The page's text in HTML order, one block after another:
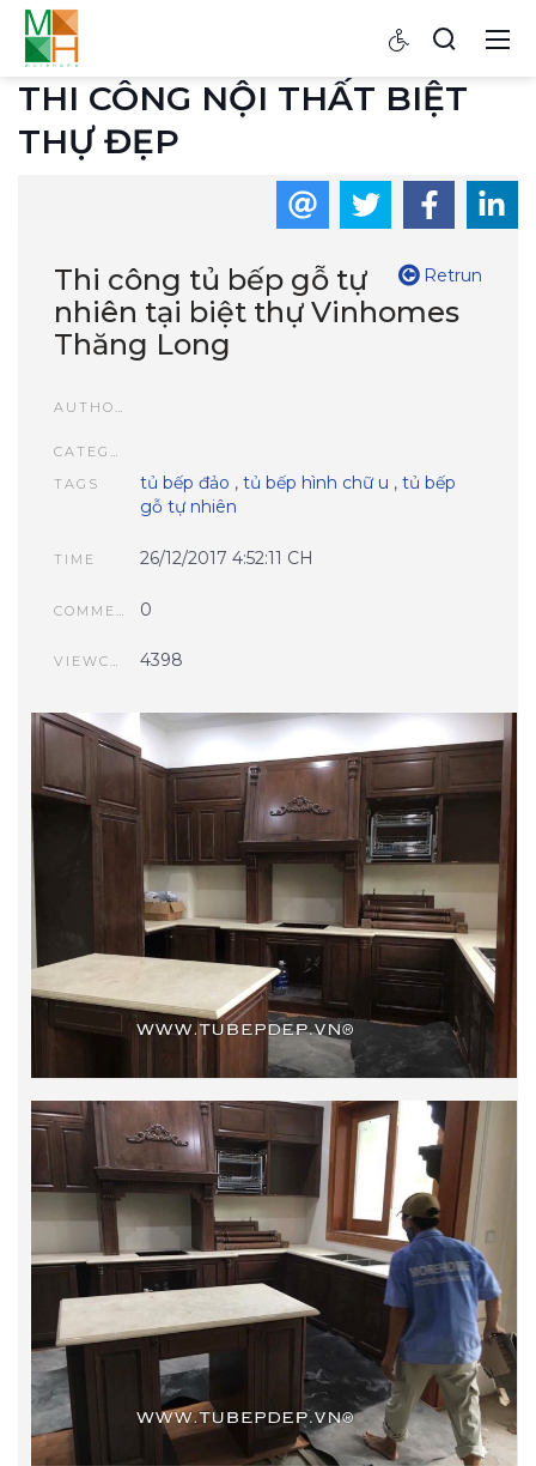
THI CÔNG NỘI THẤT BIỆT
THỰ ĐẸP
Retrun
Thi công tủ bếp gỗ tự
nhiên tại biệt thự Vinhomes
Thăng Long
TAGS
tủ bếp đảo , tủ bếp hình chữ u , tủ bếp
gỗ tự nhiên
TIME 26/12/2017 4:52:11 CH
0
VIEWCOUNT 4398